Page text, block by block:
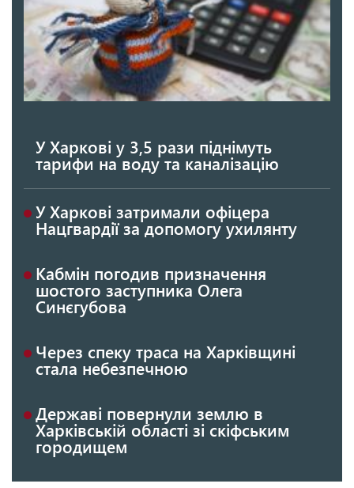
У Харкові у 3,5 рази піднімуть
тарифи на воду та каналізацію
У Харкові затримали офіцера
Нацгвардії за допомогу ухилянту
Кабмін погодив призначення
шостого заступника Олега
Синєгубова
Через спеку траса на Харківщині
стала небезпечною
Державі повернули землю в
Харківській області зі скіфським
городищем